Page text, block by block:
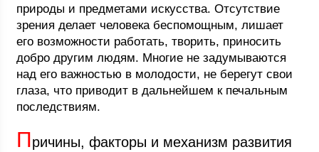
природы и предметами искусства. Отсутствие
зрения делает человека беспомощным, лишает
его возможности работать, творить, приносить
добро другим людям. Многие не задумываются
над его важностью в молодости, не берегут свои
глаза, что приводит в дальнейшем к печальным
последствиям.
Причины, факторы и механизм развития